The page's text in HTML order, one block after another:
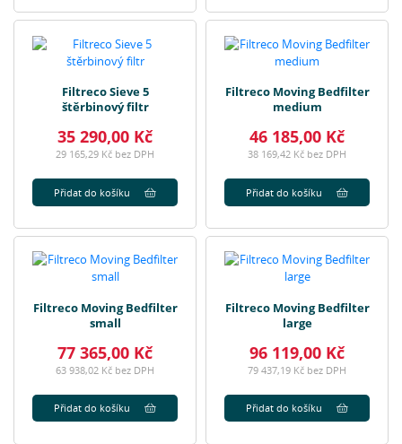
Filtreco Sieve 5
štěrbinový filtr
35 290,00 Kč
29 165,29 Kč bez DPH
Přidat do košíku
Filtreco Moving Bedfilter
medium
46 185,00 Kč
38 169,42 Kč bez DPH
Přidat do košíku
Filtreco Moving Bedfilter
small
77 365,00 Kč
63 938,02 Kč bez DPH
Přidat do košíku
Filtreco Moving Bedfilter
large
96 119,00 Kč
79 437,19 Kč bez DPH
Přidat do košíku